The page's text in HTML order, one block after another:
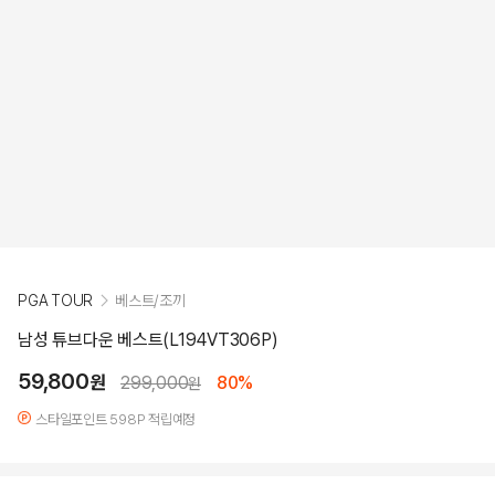
PGA TOUR 베스트/조끼
남성 튜브다운 베스트(L194VT306P)
59,800원 299,000원 80%
스타일포인트 598P 적립예정